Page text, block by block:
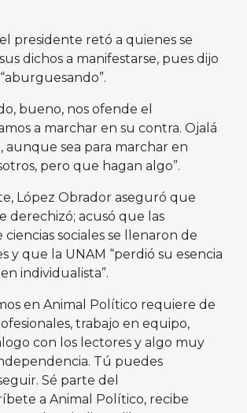
presidente retó a quienes se
dichos a manifestarse, pues dijo
bueno, nos ofende el
a marchar en su contra. Ojalá
aunque sea para marchar en
pero que hagan algo”.
López Obrador aseguró que
derechizó; acusó que las
sociales se llenaron de
y que la UNAM “perdió su esencia
individualista”.
en Animal Político requiere de
trabajo en equipo,
con los lectores y algo muy
Tú puedes
Sé parte del
a Animal Político, recibe